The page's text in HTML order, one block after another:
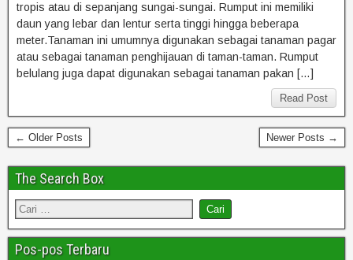
tropis atau di sepanjang sungai-sungai. Rumput ini memiliki
daun yang lebar dan lentur serta tinggi hingga beberapa
meter.Tanaman ini umumnya digunakan sebagai tanaman pagar
atau sebagai tanaman penghijauan di taman-taman. Rumput
belulang juga dapat digunakan sebagai tanaman pakan […]
Read Post
← Older Posts Newer Posts →
The Search Box
Pos-pos Terbaru